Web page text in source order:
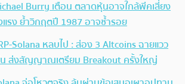
Burry เตือน ตลาดหุ้นอาจใกล้พีคเสี่ยง
รง ย้ำวิกฤตปี 1987 อาจซ้ำรอย
Solana หลบไป : ส่อง 3 Altcoins ฉายแวว
ส่งสัญญาณเตรียม Breakout ครั้งใหญ่